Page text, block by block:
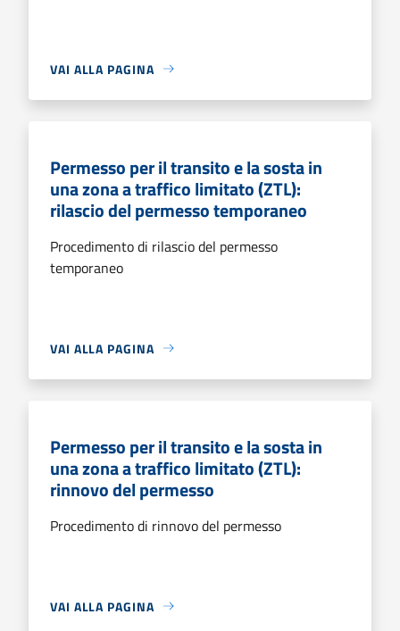
VAI ALLA PAGINA
Permesso per il transito e la sosta in
una zona a traffico limitato (ZTL):
rilascio del permesso temporaneo
Procedimento di rilascio del permesso
temporaneo
VAI ALLA PAGINA
Permesso per il transito e la sosta in
una zona a traffico limitato (ZTL):
rinnovo del permesso
Procedimento di rinnovo del permesso
VAI ALLA PAGINA